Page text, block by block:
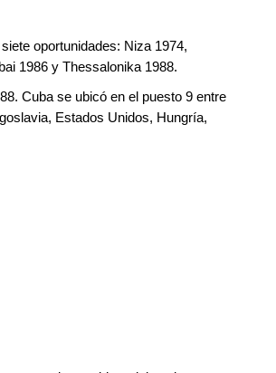
oportunidades: Niza 1974,
1986 y Thessalonika 1988.
Cuba se ubicó en el puesto 9 entre
Estados Unidos, Hungría,